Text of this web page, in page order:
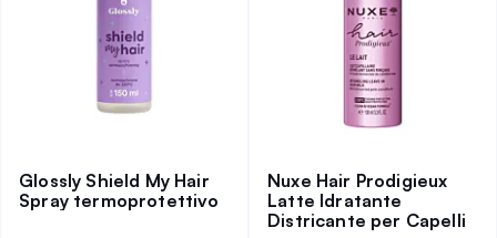
Glossly Shield My Hair
Spray termoprotettivo
Nuxe Hair Prodigieux
Latte Idratante
Districante per Capelli